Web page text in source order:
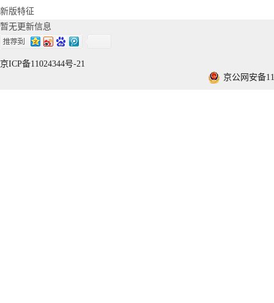
新版特征
暂无更新信息
京ICP备11024344号-21
京公网安备